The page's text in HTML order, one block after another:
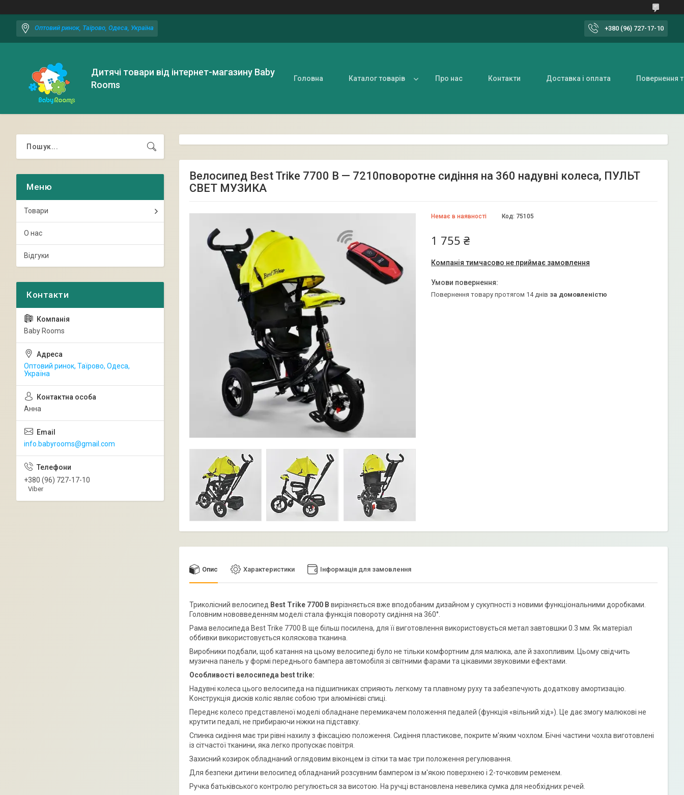
Оптовий ринок, Таїрово, Одеса, Україна +380 (96) 727-17-10
Дитячі товари від інтернет-магазину Baby
Rooms
Головна Каталог товарів Про нас Контакти Доставка і оплата Повернення
Велосипед Best Trike 7700 В — 7210поворотне сидіння на 360 надувні колеса, ПУЛЬТ
СВЕТ МУЗИКА
Немає в наявності Код: 75105
1 755 ₴
Компанія тимчасово не приймає замовлення
повернення товару протягом 14 днів за домовленістю
Опис Характеристики Інформація для замовлення
Триколісний велосипед Best Trike 7700 В вирізняється вже вподобаним дизайном у сукупності з новими функціональними доробками.
Головним нововведенням моделі стала функція повороту сидіння на 360°.
Рама велосипеда Best Trike 7700 В ще більш посилена, для її виготовлення використовується метал завтовшки 0.3 мм. Як матеріал
оббивки використовується коляскова тканина.
Виробники подбали, щоб катання на цьому велосипеді було не тільки комфортним для малюка, але й захопливим. Цьому свідчить
музична панель у формі переднього бампера автомобіля зі світними фарами та цікавими звуковими ефектами.
Особливості велосипеда best trike:
Надувні колеса цього велосипеда на підшипниках сприяють легкому та плавному руху та забезпечують додаткову амортизацію.
Конструкція дисків коліс являє собою три алюмінієві спиці.
Переднє колесо представленої моделі обладнане перемикачем положення педалей (функція «вільний хід»). Це дає змогу малюкові не
крутити педалі, не прибираючи ніжки на підставку.
Спинка сидіння має три рівні нахилу з фіксацією положення. Сидіння пластикове, покрите м'яким чохлом. Бічні частини чохла виготовлені
із сітчастої тканини, яка легко пропускає повітря.
Захисний козирок обладнаний оглядовим віконцем із сітки та має три положення регулювання.
Для безпеки дитини велосипед обладнаний розсувним бампером із м'якою поверхнею і 2-точковим ременем.
Ручка батьківського контролю регулюється за висотою. На ручці встановлена невелика сумка для необхідних речей.
Товари
О нас
Відгуки
Baby Rooms
Оптовий ринок, Таїрово, Одеса,
Україна
Анна
info.babyrooms@gmail.com
+380 (96) 727-17-10
Viber